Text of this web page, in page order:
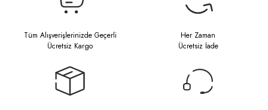
Tüm Alışverişlerinizde Geçerli
Ücretsiz Kargo
Her Zaman
Ücretsiz İade